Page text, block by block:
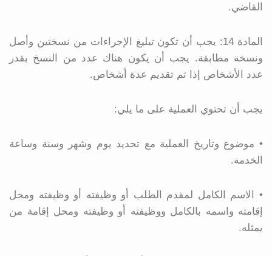
القاضي.
المادة 14: يجب أن تكون تبليغ الإجراءات من نسختين وأصل
ونسخة مطابقة. يجب أن يكون هناك عدد من النسخ بقدر
عدد الأشخاص إذا تم تقديم عدة أشخاص.
يجب أن تحتوي العملية على ما يلي:
• موضوع وتاريخ العملية مع تحديد يوم وشهر وسنة وساعة
الخدمة.
• الاسم الكامل لمقدم الطلب أو وظيفته أو وظيفته ومحل
إقامته واسمه بالكامل ووظيفته أو وظيفته ومحل إقامة من
يمثله.